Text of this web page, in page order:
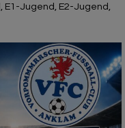
E1-Jugend E2-Jugend